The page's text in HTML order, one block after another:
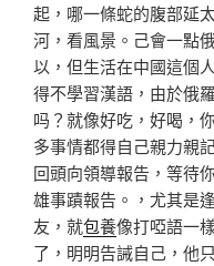
起，哪一條蛇的腹部延
河，看風景。己會一點
以，但生活在中國這個
得不學習漢語，由於俄羅
吗？就像好吃，好喝，
多事情都得自己親力親
回頭向領導報告，等待
雄事蹟報告。，尤其是逢
友，就包養像打啞語一
了，明明告誡自己，他